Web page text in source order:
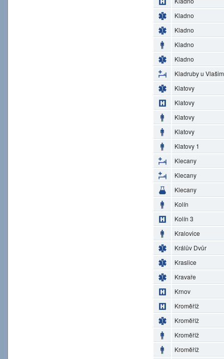
Kladno
Kladno
Kladno
Kladno
Kladruby u
Klatovy
Klatovy
Klatovy
Klatovy
Klatovy 1
Klecany
Klecany
Klecany
Kolín
Kolín 3
Kralovice
Králův Dvůr
Kraslice
Kravaře
Krnov
Kroměříž
Kroměříž
Kroměříž
Kroměříž